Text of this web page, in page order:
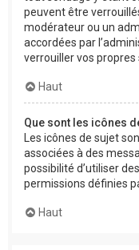
peuvent être
modérateur ou un
accordées par
verrouiller vos propres
Haut
Que sont les icônes
Les icônes de sujet
associées à des
possibilité d’utiliser
permissions définies
Haut